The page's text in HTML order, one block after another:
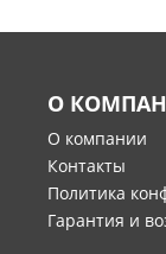
О
О компании
Контакты
Политика
Гарантия и